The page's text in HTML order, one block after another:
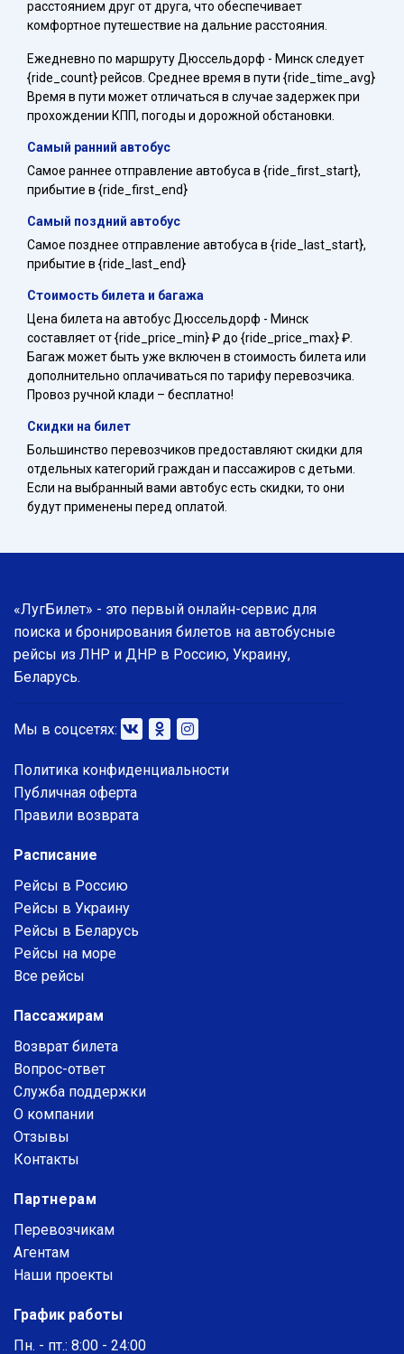
расстоянием друг от друга, что обеспечивает
комфортное путешествие на дальние расстояния.
Ежедневно по маршруту Дюссельдорф - Минск следует
{ride_count} рейсов. Среднее время в пути {ride_time_avg}
Время в пути может отличаться в случае задержек при
прохождении КПП, погоды и дорожной обстановки.
Самый ранний автобус
Самое раннее отправление автобуса в {ride_first_start},
прибытие в {ride_first_end}
Самый поздний автобус
Самое позднее отправление автобуса в {ride_last_start},
прибытие в {ride_last_end}
Стоимость билета и багажа
Цена билета на автобус Дюссельдорф - Минск
составляет от {ride_price_min} ₽ до {ride_price_max} ₽.
Багаж может быть уже включен в стоимость билета или
дополнительно оплачиваться по тарифу перевозчика.
Провоз ручной клади – бесплатно!
Скидки на билет
Большинство перевозчиков предоставляют скидки для
отдельных категорий граждан и пассажиров с детьми.
Если на выбранный вами автобус есть скидки, то они
будут применены перед оплатой.
«ЛугБилет» - это первый онлайн-сервис для
поиска и бронирования билетов на автобусные
рейсы из ЛНР и ДНР в Россию, Украину,
Беларусь.
Мы в соцсетях:
Политика конфиденциальности
Публичная оферта
Правили возврата
Расписание
Рейсы в Россию
Рейсы в Украину
Рейсы в Беларусь
Рейсы на море
Все рейсы
Пассажирам
Возврат билета
Вопрос-ответ
Служба поддержки
О компании
Отзывы
Контакты
Партнерам
Перевозчикам
Агентам
Наши проекты
График работы
Пн. - пт.: 8:00 - 24:00